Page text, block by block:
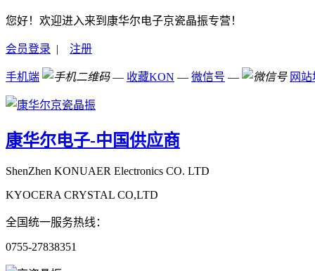
您好！欢迎进入来到康华尔电子京瓷晶振专营！
会员登录 | 注册
手机端 — 收藏KON — 微信号 — 网
康华尔电子-中国供应商
ShenZhen KONUAER Electronics CO. LTD
KYOCERA CRYSTAL CO,LTD
全国统一服务热线：
0755-27838351